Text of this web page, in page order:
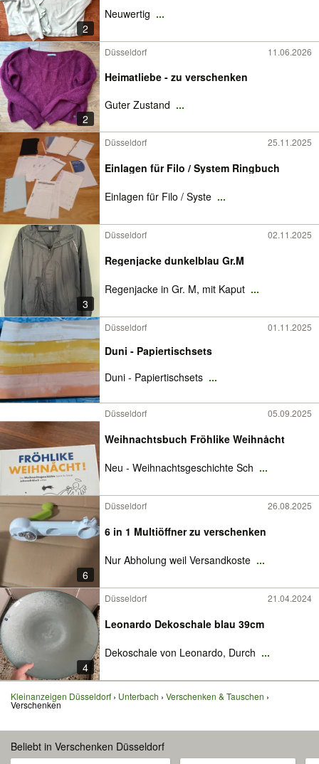
2
Neuwertig ...
2
Düsseldorf 11.06.2026
Heimatliebe - zu verschenken
Guter Zustand ...
Düsseldorf 25.11.2025
Einlagen für Filo / System Ringbuch
Einlagen für Filo / Syste ...
3
Düsseldorf 02.11.2025
Regenjacke dunkelblau Gr.M
Regenjacke in Gr. M, mit Kaput ...
Düsseldorf 01.11.2025
Duni - Papiertischsets
Duni - Papiertischsets ...
Düsseldorf 05.09.2025
Weihnachtsbuch Fröhlike Weihnåcht
Neu - Weihnachtsgeschichte Sch ...
6
Düsseldorf 26.08.2025
6 in 1 Multiöffner zu verschenken
Nur Abholung weil Versandkoste ...
4
Düsseldorf 21.04.2024
Leonardo Dekoschale blau 39cm
Dekoschale von Leonardo, Durch ...
Kleinanzeigen Düsseldorf Unterbach Verschenken & Tauschen
Verschenken
Beliebt in Verschenken Düsseldorf